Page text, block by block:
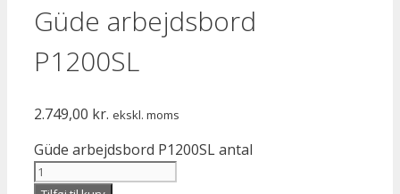
Güde arbejdsbord
P1200SL
2.749,00 kr. ekskl. moms
Güde arbejdsbord P1200SL antal